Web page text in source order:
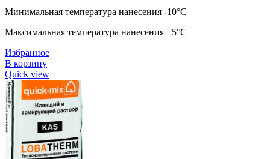
Минимальная температура нанесения -10°C
Максимальная температура нанесения +5°C
Избранное
В корзину
Quick view